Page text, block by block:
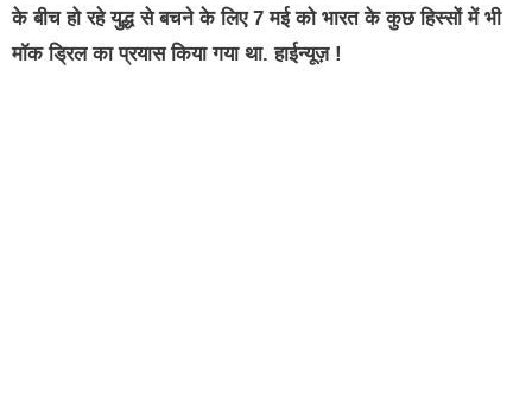
के बीच हो रहे युद्ध से बचने के लिए 7 मई को भारत के कुछ हिस्सों में भी
मॉक ड्रिल का प्रयास किया गया था. हाईन्यूज़ !